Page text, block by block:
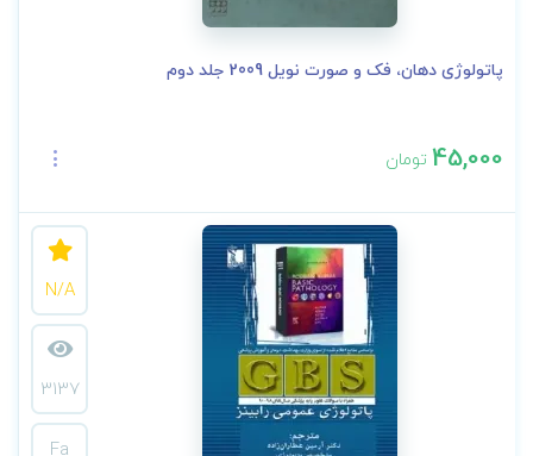
پاتولوژی دهان، فک و صورت نویل 2009 جلد دوم
45,000تومان
N/A
3137
Fa